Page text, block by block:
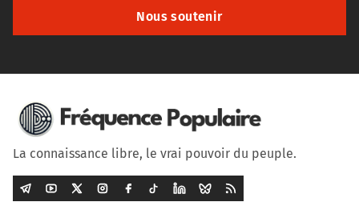
Nous soutenir
La connaissance libre, le vrai pouvoir du peuple.